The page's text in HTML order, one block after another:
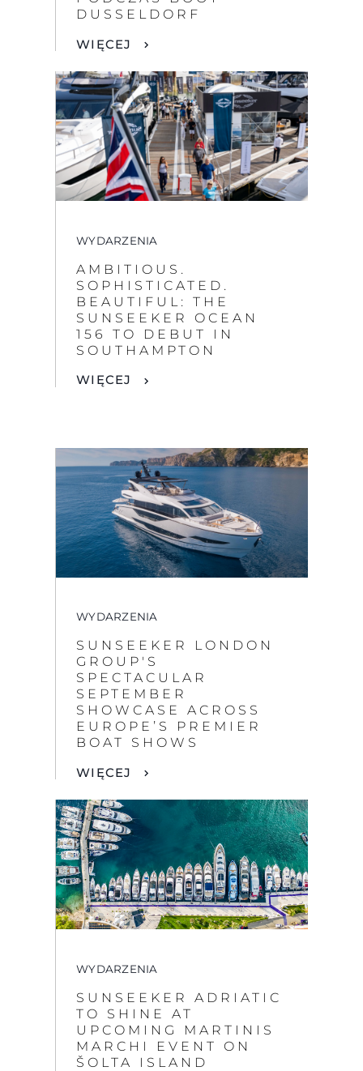
DUSSELDORF
WIĘCEJ
WYDARZENIA
AMBITIOUS.
SOPHISTICATED.
BEAUTIFUL: THE
SUNSEEKER OCEAN
156 TO DEBUT IN
SOUTHAMPTON
WIĘCEJ
WYDARZENIA
SUNSEEKER LONDON
GROUP'S
SPECTACULAR
SEPTEMBER
SHOWCASE ACROSS
EUROPE’S PREMIER
BOAT SHOWS
WIĘCEJ
WYDARZENIA
SUNSEEKER ADRIATIC
TO SHINE AT
UPCOMING MARTINIS
MARCHI EVENT ON
ŠOLTA ISLAND